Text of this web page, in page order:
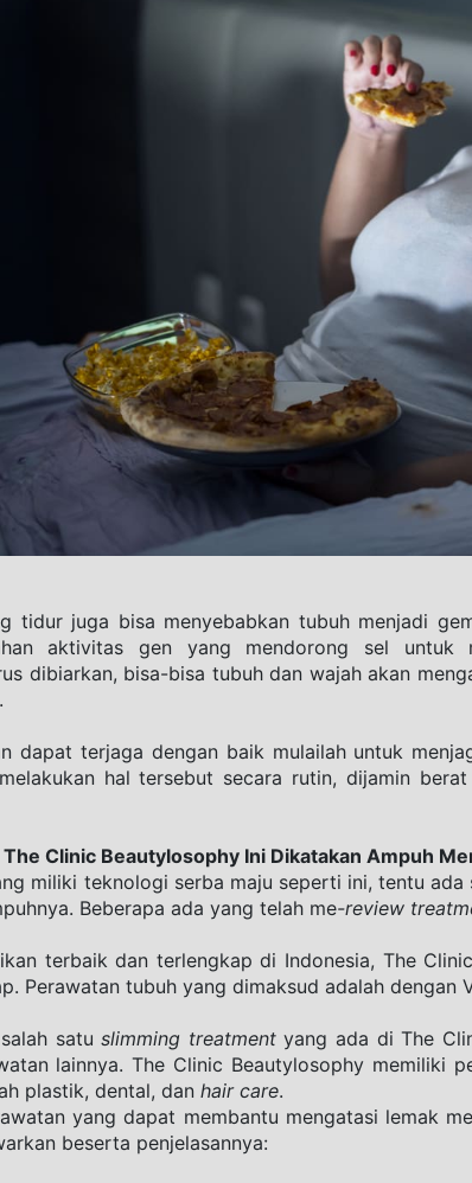
tidur juga bisa menyebabkan tubuh menjadi
aktivitas gen yang mendorong sel untuk
dibiarkan, bisa-bisa tubuh dan wajah akan
.
dapat terjaga dengan baik mulailah untuk
hal tersebut secara rutin, dijamin
Clinic Beautylosophy Ini Dikatakan Ampuh
miliki teknologi serba maju seperti ini, tentu
Beberapa ada yang telah me-review
terbaik dan terlengkap di Indonesia, The
Perawatan tubuh yang dimaksud adalah dengan
salah satu slimming treatment yang ada di The
lainnya. The Clinic Beautylosophy memiliki
plastik, dental, dan hair care.
yang dapat membantu mengatasi lemak
beserta penjelasannya: